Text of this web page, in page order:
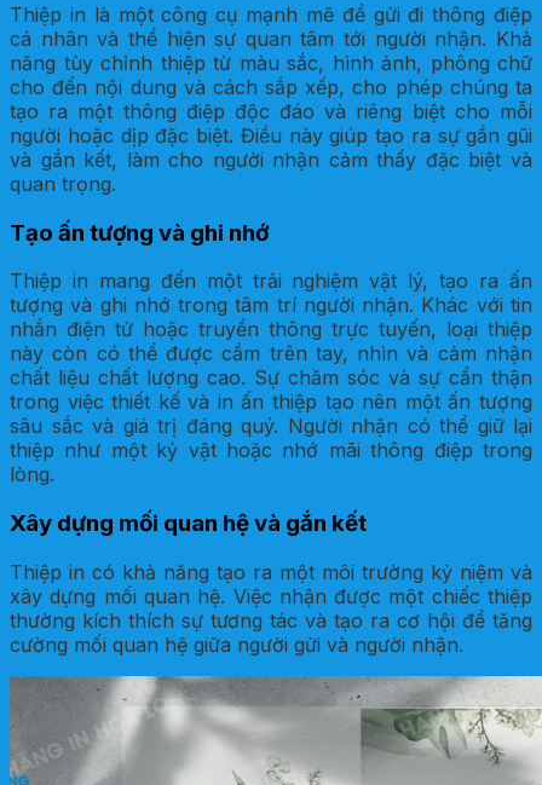
Thiệp in là một công cụ mạnh mẽ để gửi đi thông điệp
cá nhân và thể hiện sự quan tâm tới người nhận. Khả
năng tùy chỉnh thiệp từ màu sắc, hình ảnh, phông chữ
cho đến nội dung và cách sắp xếp, cho phép chúng ta
tạo ra một thông điệp độc đáo và riêng biệt cho mỗi
người hoặc dịp đặc biệt. Điều này giúp tạo ra sự gần gũi
và gắn kết, làm cho người nhận cảm thấy đặc biệt và
quan trọng.
Tạo ấn tượng và ghi nhớ
Thiệp in mang đến một trải nghiệm vật lý, tạo ra ấn
tượng và ghi nhớ trong tâm trí người nhận. Khác với tin
nhắn điện tử hoặc truyền thông trực tuyến, loại thiệp
này còn có thể được cầm trên tay, nhìn và cảm nhận
chất liệu chất lượng cao. Sự chăm sóc và sự cẩn thận
trong việc thiết kế và in ấn thiệp tạo nên một ấn tượng
sâu sắc và giá trị đáng quý. Người nhận có thể giữ lại
thiệp như một kỷ vật hoặc nhớ mãi thông điệp trong
lòng.
Xây dựng mối quan hệ và gắn kết
Thiệp in có khả năng tạo ra một môi trường kỷ niệm và
xây dựng mối quan hệ. Việc nhận được một chiếc thiệp
thường kích thích sự tương tác và tạo ra cơ hội để tăng
cường mối quan hệ giữa người gửi và người nhận.